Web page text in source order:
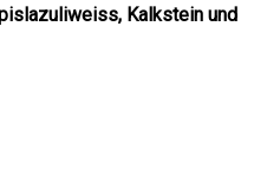
Kalkstein und